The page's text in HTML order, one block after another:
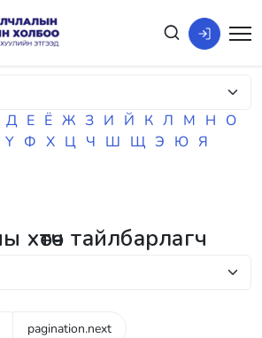
Д Е Ё Ж З И Й К Л М Н О
Ү Ф Х Ц Ч Ш Щ Э Ю Я
хөтөч тайлбарлагч
pagination.next